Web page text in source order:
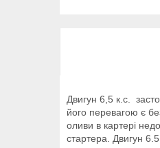
Двигун 6,5 к.с.
його перевагою є
оливи в картері
стартера. Двигун